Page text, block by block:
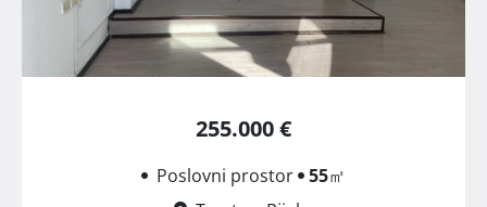
255.000 €
Poslovni prostor 55㎡